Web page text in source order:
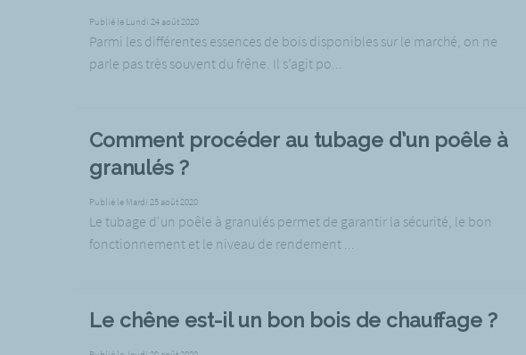
Publié le Lundi 24 août 2020
Parmi les différentes essences de bois disponibles sur le marché, on ne
parle pas très souvent du frêne. Il s’agit po...
Comment procéder au tubage d’un poêle à
granulés ?
Publié le Mardi 25 août 2020
Le tubage d'un poêle à granulés permet de garantir la sécurité, le bon
fonctionnement et le niveau de rendement ...
Le chêne est-il un bon bois de chauffage ?